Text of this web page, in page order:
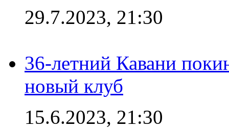
29.7.2023, 21:30
36-летний Кавани
новый клуб
15.6.2023, 21:30